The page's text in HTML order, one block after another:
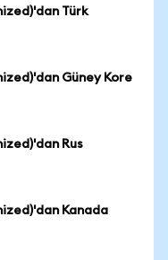
Türk
Güney Kore
Rus
Kanada